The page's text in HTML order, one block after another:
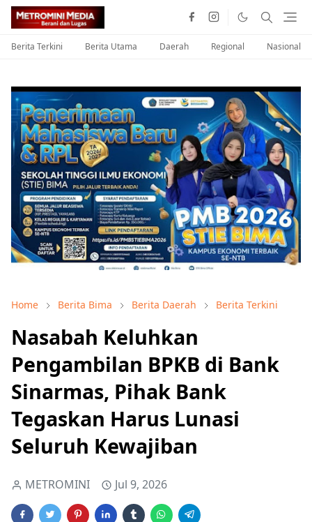
Berita Terkini Berita Utama Daerah Regional Nasional
Home Berita Bima Berita Daerah Berita Terkini
Nasabah Keluhkan
Pengambilan BPKB di Bank
Sinarmas, Pihak Bank
Tegaskan Harus Lunasi
Seluruh Kewajiban
METROMINI Jul 9, 2026